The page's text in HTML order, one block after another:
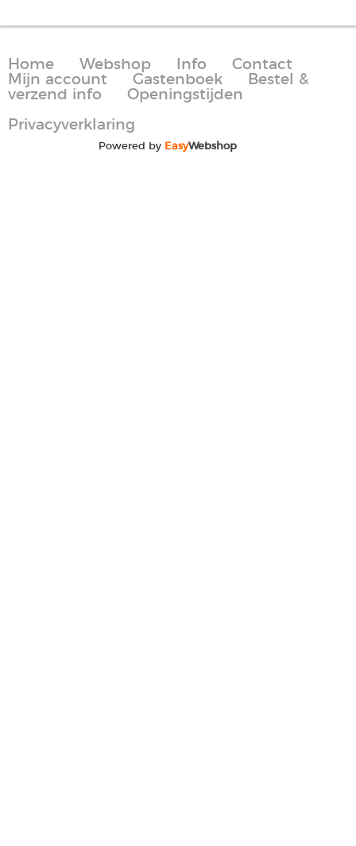
Home Webshop Info
Contact
Mijn account
Gastenboek
Bestel &
verzend info
Openingstijden
Privacyverklaring
Powered by EasyWebshop